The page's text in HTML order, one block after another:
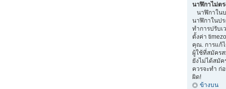
นาฬิกาไม่ตร
นาฬิกาใน
นาฬิกาในป
ทำการปรับเ
ตั้งค่า
คุณ. การแก้
ผู้ใช้ที่สมัคร
ยังไม่ได้สมั
ควรจะทำ ก่
ผิด!
ข้างบน